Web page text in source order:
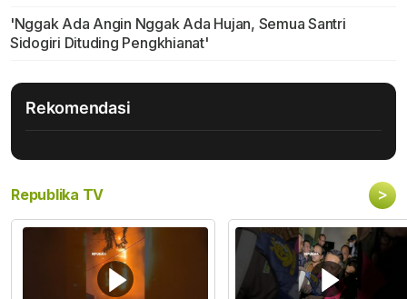
'Nggak Ada Angin Nggak Ada Hujan, Semua Santri
Sidogiri Dituding Pengkhianat'
Rekomendasi
Republika TV >